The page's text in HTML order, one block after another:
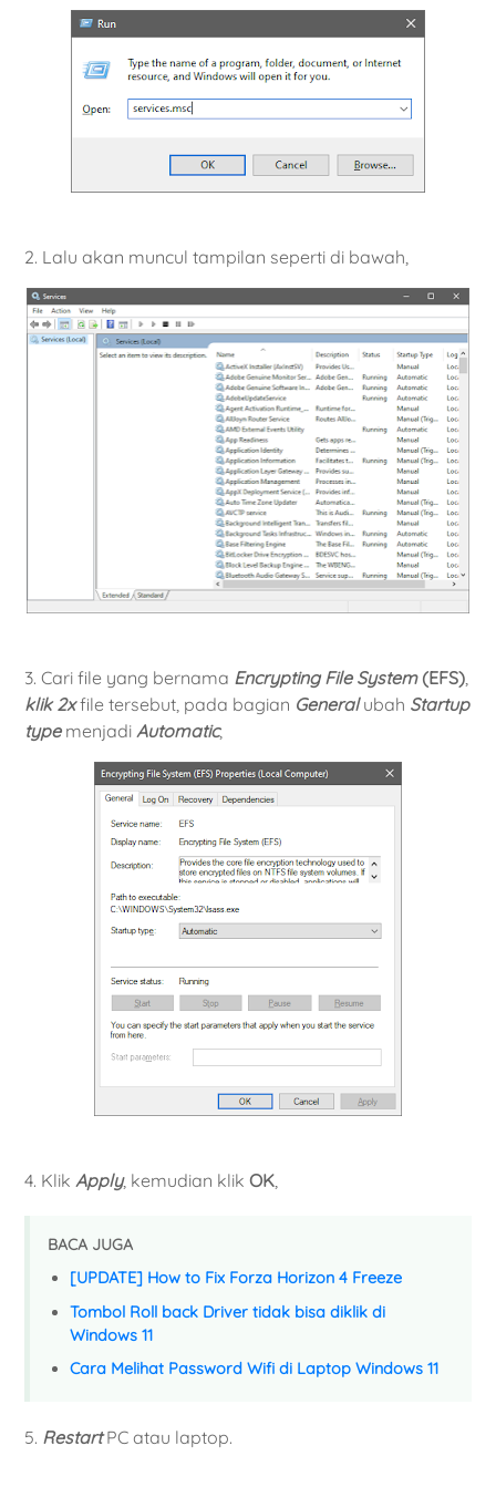
2. Lalu akan muncul tampilan seperti di bawah,
3. Cari file yang bernama Encrypting File System (EFS),
klik 2xfile tersebut, pada bagian Generalubah Startup
typemenjadi Automatic,
4. Klik Apply, kemudian klik OK,
BACA JUGA
[UPDATE] How to Fix Forza Horizon 4 Freeze
Tombol Roll back Driver tidak bisa diklik di
Windows 11
Cara Melihat Password Wifi di Laptop Windows 11
5. Restart PC atau laptop.